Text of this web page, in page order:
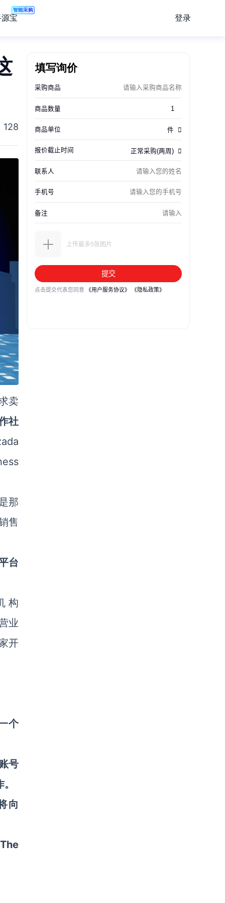
宝
智能采购
登录
128
卖
社
那
售
台
构
业
开
个
号
向
填写询价